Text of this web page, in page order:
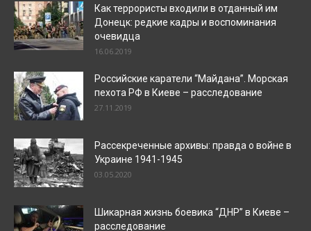
Как террористы входили в отданный им
Донецк: редкие кадры и воспоминания
очевидца
16.06.2019
Российские каратели “Майдана”. Морская
пехота РФ в Киеве – расследование
27.11.2019
Рассекреченные архивы: правда о войне в
Украине 1941-1945
03.05.2020
Шикарная жизнь боевика “ДНР” в Киеве –
расследование